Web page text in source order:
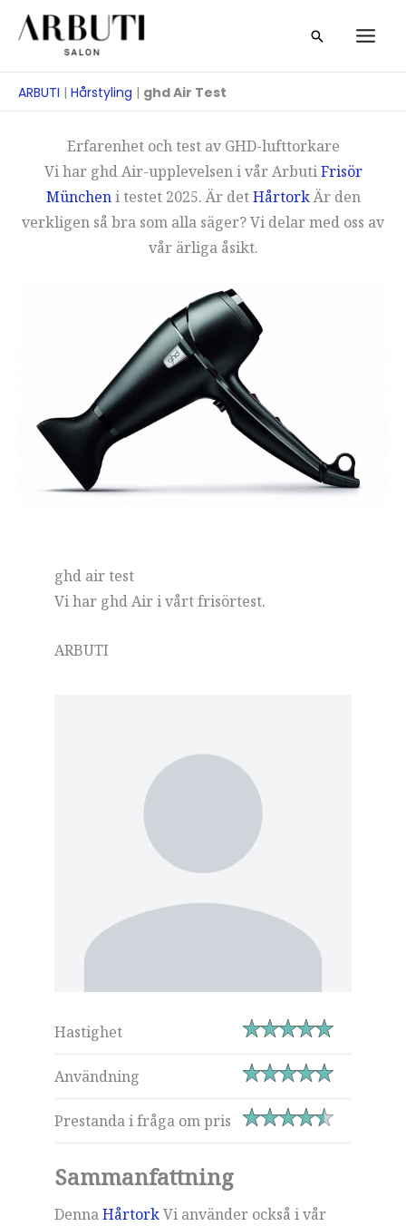
Hoppa
Sök
ARBUTI | Hårstyling | ghd Air Test
Erfarenhet och test av GHD-lufttorkare
Vi har ghd Air-upplevelsen i vår ArbutiFrisör
Müncheni testet 2025. Är detHårtorkÄr den
verkligen så bra som alla säger? Vi delar med oss av
vår ärliga åsikt.
ghd air test
Vi har ghd Air i vårt frisörtest.
ARBUTI
Hastighet
Användning
Prestanda i fråga om pris
Sammanfattning
DennaHårtorkVi använder också i vår